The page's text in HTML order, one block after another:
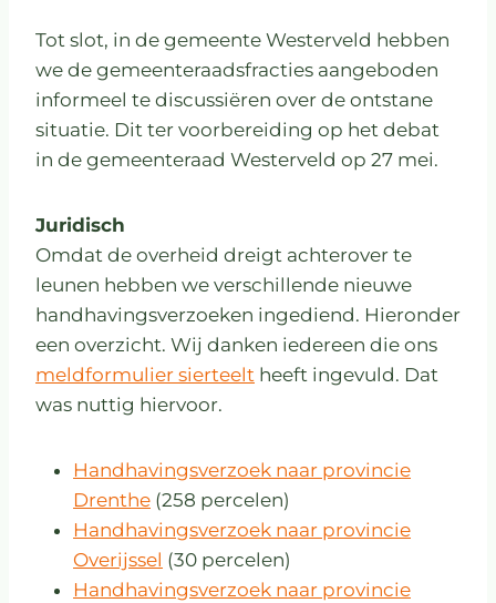
Tot slot, in de gemeente Westerveld hebben
we de gemeenteraadsfracties aangeboden
informeel te discussiëren over de ontstane
situatie. Dit ter voorbereiding op het debat
in de gemeenteraad Westerveld op 27 mei.
Juridisch
Omdat de overheid dreigt achterover te
leunen hebben we verschillende nieuwe
handhavingsverzoeken ingediend. Hieronder
een overzicht. Wij danken iedereen die ons
meldformulier sierteelt heeft ingevuld. Dat
was nuttig hiervoor.
Handhavingsverzoek naar provincie
Drenthe (258 percelen)
Handhavingsverzoek naar provincie
Overijssel (30 percelen)
Handhavingsverzoek naar provincie